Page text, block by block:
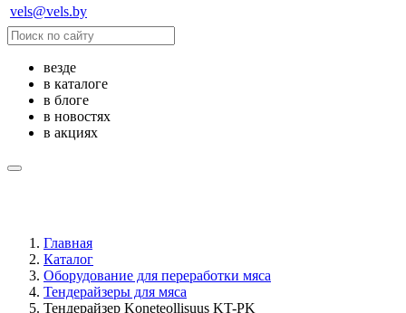
vels@vels.by
везде
в каталоге
в блоге
в новостях
в акциях
Главная
Каталог
Оборудование для переработки мяса
Тендерайзеры для мяса
Тендерайзер Koneteollisuus KT-PK